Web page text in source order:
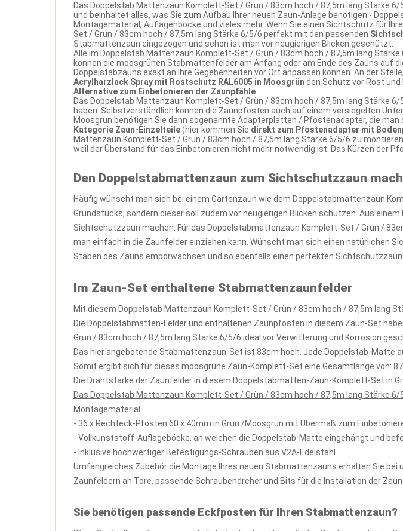
Das Doppelstab Mattenzaun Komplett-Set / Grün / 83cm hoch / 87,5m lang Stärke
und beinhaltet alles, was Sie zum Aufbau Ihrer neuen Zaun-Anlage benötigen -
Montagematerial, Auflagenböcke und vieles mehr. Wenn Sie einen Sichtschutz für
Set / Grün / 83cm hoch / 87,5m lang Stärke 6/5/6 perfekt mit den passenden
Stabmattenzaun eingezogen und schon ist man vor neugierigen Blicken geschützt.
Alle im Doppelstab Mattenzaun Komplett-Set / Grün / 83cm hoch / 87,5m lang
können die moosgrünen Stabmattenfelder am Anfang oder am Ende des Zauns auf
Doppelstabzauns exakt an Ihre Gegebenheiten vor Ort anpassen können. An der
Acrylharzlack Spray mit Rostschutz RAL6005 in Moosgrün den Schutz vor Rost und
Alternative zum Einbetonieren der Zaunpfähle
Das Doppelstab Mattenzaun Komplett-Set / Grün / 83cm hoch / 87,5m lang Stärke
haben. Selbstverständlich können die Zaunpfosten auch auf einem versiegelten
Moosgrün benötigen Sie dann sogenannte Adapterplatten / Pfostenadapter, die
Kategorie Zaun-Einzelteile(hier kommen Sie direkt zum Pfostenadapter mit
Mattenzaun Komplett-Set / Grün / 83cm hoch / 87,5m lang Stärke 6/5/6 zu
weil der Überstand für das Einbetonieren nicht mehr notwendig ist. Das Kürzen der
Den Doppelstabmattenzaun zum Sichtschutzzaun
Häufig wünscht man sich bei einem Gartenzaun wie dem Doppelstabmattenzaun
Grundstücks, sondern dieser soll zudem vor neugierigen Blicken schützen. Aus
Sichtschutzzaun machen: Für das Doppelstabmattenzaun Komplett-Set / Grün /
man einfach in die Zaunfelder einziehen kann. Wünscht man sich einen natürlichen
Stäben des Zauns emporwachsen und so ebenfalls einen perfekten
Im Zaun-Set enthaltene Stabmattenzaunfelder
Mit diesem Doppelstab Mattenzaun Komplett-Set / Grün / 83cm hoch / 87,5m lang
Die Doppelstabmatten-Felder und enthaltenen Zaunpfosten in diesem Zaun-Set
Grün / 83cm hoch / 87,5m lang Stärke 6/5/6 ideal vor Verwitterung und Korrosion
Das hier angebotende Stabmattenzaun-Set ist 83cm hoch. Jede Doppelstab-Matte
Somit ergibt sich für dieses moosgrüne Zaun-Komplett-Set eine Gesamtlänge von:
Die Drahtstärke der Zaunfelder in diesem Doppelstabmatten-Zaun-Komplett-Set in
Das Doppelstab Mattenzaun Komplett-Set / Grün / 83cm hoch / 87,5m lang Stärke
Montagematerial:
- 36 x Rechteck-Pfosten 60 x 40mm in Grün /Moosgrün mit Übermaß zum
- Vollkunststoff-Auflageböcke, an welchen die Doppelstab-Matte eingehängt und
- Inklusive hochwertiger Befestigungs-Schrauben aus V2A-Edelstahl
Umfangreiches Zubehör die Montage Ihres neuen Stabmattenzauns erhalten Sie bei
Zaunfeldern an Tore, passende Schraubendreher und Bits für die Installation der
Sie benötigen passende Eckfposten für Ihren Stabmattenzaun?